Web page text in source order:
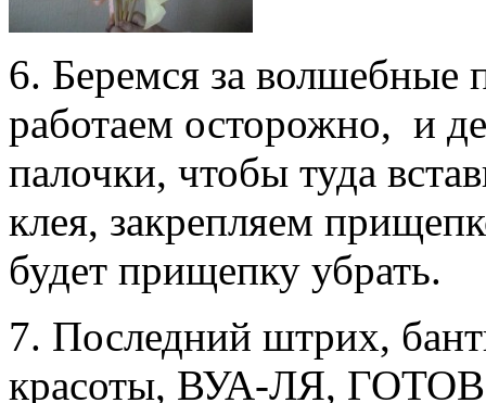
6. Беремся за волшебные
работаем осторожно, и
палочки, чтобы туда
клея, закрепляем
будет прищепку убрать.
7. Последний штрих,
красоты, ВУА-ЛЯ,